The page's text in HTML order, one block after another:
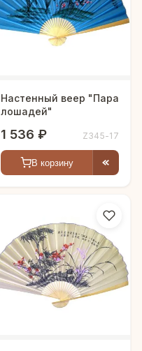
Настенный веер "Пара
лошадей"
1 536 ₽ Z345-17
В корзину